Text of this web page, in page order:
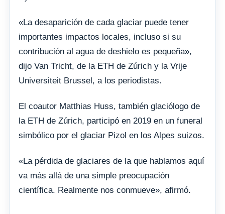
«La desaparición de cada glaciar puede tener
importantes impactos locales, incluso si su
contribución al agua de deshielo es pequeña»,
dijo Van Tricht, de la ETH de Zúrich y la Vrije
Universiteit Brussel, a los periodistas.
El coautor Matthias Huss, también glaciólogo de
la ETH de Zúrich, participó en 2019 en un funeral
simbólico por el glaciar Pizol en los Alpes suizos.
«La pérdida de glaciares de la que hablamos aquí
va más allá de una simple preocupación
científica. Realmente nos conmueve», afirmó.